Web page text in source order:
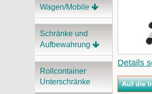
Details
Wagen/Mobile
Schränke und
Aufbewahrung
Rollcontainer
Unterschränke